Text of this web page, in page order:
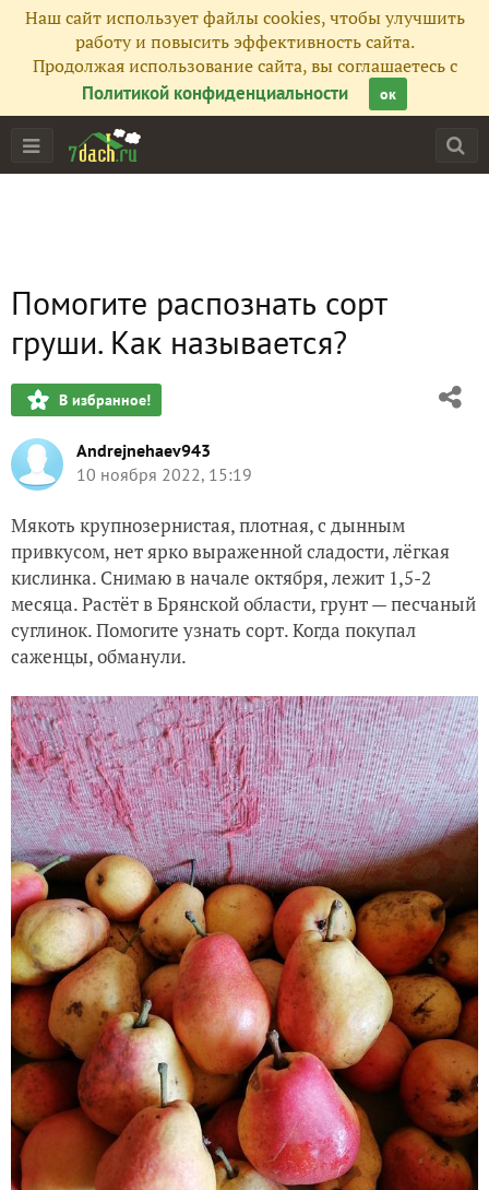
Наш сайт использует файлы cookies, чтобы улучшить
работу и повысить эффективность сайта.
Продолжая использование сайта, вы соглашаетесь с
Политикой конфиденциальности
ок
Помогите распознать сорт
груши. Как называется?
В избранное!
Andrejnehaev943
10 ноября 2022, 15:19
Мякоть крупнозернистая, плотная, с дынным
привкусом, нет ярко выраженной сладости, лёгкая
кислинка. Снимаю в начале октября, лежит 1,5-2
месяца. Растёт в Брянской области, грунт — песчаный
суглинок. Помогите узнать сорт. Когда покупал
саженцы, обманули.